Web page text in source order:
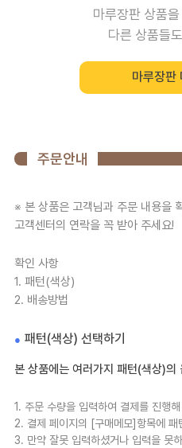
마루장판 상품
다른 상품들
마루장판
주문안내
※ 본 상품은 고객님과 주문 내용을
고객센터의 연락을 꼭 받아 주세요!
확인 사항
1. 패턴(색상)
2. 배송방법
패턴(색상) 선택하기
본 상품에는 여러가지 패턴(색상)의
1. 주문 수량을 입력하여 결제를 진행
2. 결제 페이지의 [구매메모]항목에 패
3. 만약 잘못 입력하셨거나 입력을 못